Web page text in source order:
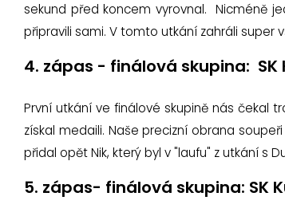
sekund před koncem vyrovnal. Nicméně
připravili sami. V tomto utkání zahráli super
4. zápas - finálová skupina: SK
První utkání ve finálové skupině nás čekal
získal medaili. Naše precizní obrana
přidal opět Nik, který byl v "laufu" z utkání s
5. zápas- finálová skupina: SK